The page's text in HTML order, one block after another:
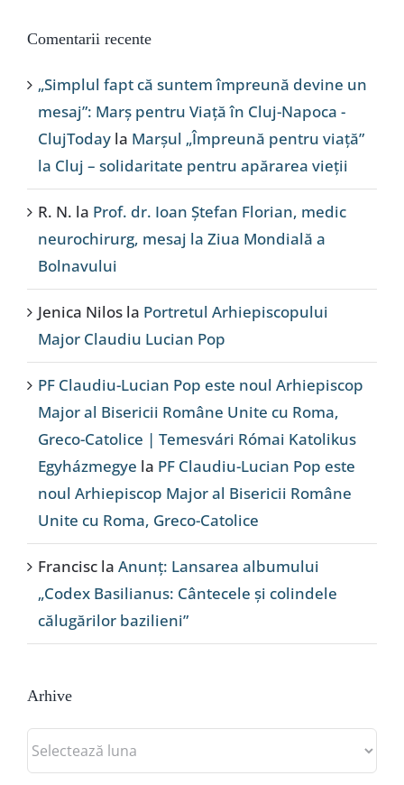
Comentarii recente
„Simplul fapt că suntem împreună devine un
mesaj”: Marș pentru Viață în Cluj-Napoca -
ClujToday la Marșul „Împreună pentru viață”
la Cluj – solidaritate pentru apărarea vieții
R. N. la Prof. dr. Ioan Ștefan Florian, medic
neurochirurg, mesaj la Ziua Mondială a
Bolnavului
Jenica Nilos la Portretul Arhiepiscopului
Major Claudiu Lucian Pop
PF Claudiu-Lucian Pop este noul Arhiepiscop
Major al Bisericii Române Unite cu Roma,
Greco-Catolice | Temesvári Római Katolikus
Egyházmegye la PF Claudiu-Lucian Pop este
noul Arhiepiscop Major al Bisericii Române
Unite cu Roma, Greco-Catolice
Francisc la Anunț: Lansarea albumului
„Codex Basilianus: Cântecele și colindele
călugărilor bazilieni”
Arhive
Arhive